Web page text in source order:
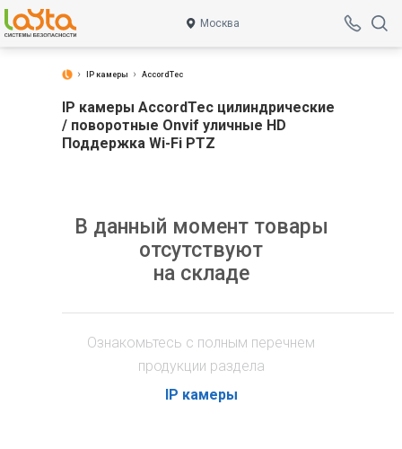
Москва
IP камеры AccordTec
IP камеры AccordTec цилиндрические
/ поворотные Onvif уличные HD
Поддержка Wi-Fi PTZ
В данный момент товары
отсутствуют
на складе
Ознакомьтесь с полным перечнем
продукции раздела
IP камеры